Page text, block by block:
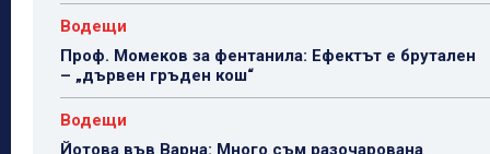
Водещи
Проф. Момеков за фентанила: Ефектът е брутален
– „дървен гръден кош“
Водещи
Йотова във Варна: Много съм разочарована